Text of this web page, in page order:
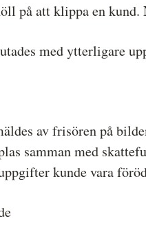
på att klippa en
med ytterligare
av frisören på
samman med
kunde vara